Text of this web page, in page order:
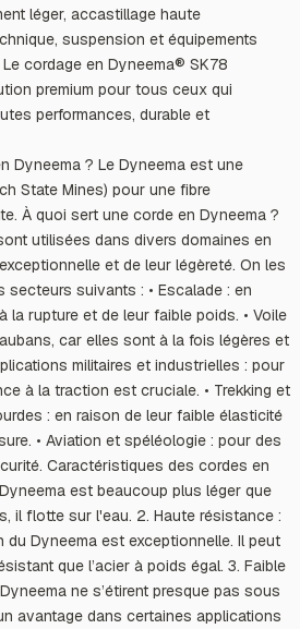
léger, accastillage haute
suspension et équipements
cordage en Dyneema® SK78
premium pour tous ceux qui
performances, durable et
Dyneema ? Le Dyneema est une
State Mines) pour une fibre
À quoi sert une corde en Dyneema ?
utilisées dans divers domaines en
et de leur légèreté. On les
suivants : • Escalade : en
la rupture et de leur faible poids. • Voile
car elles sont à la fois légères et
militaires et industrielles : pour
à la traction est cruciale. • Trekking et
: en raison de leur faible élasticité
• Aviation et spéléologie : pour des
Caractéristiques des cordes en
est beaucoup plus léger que
il flotte sur l'eau. 2. Haute résistance :
Dyneema est exceptionnelle. Il peut
que l’acier à poids égal. 3. Faible
ne s’étirent presque pas sous
avantage dans certaines applications